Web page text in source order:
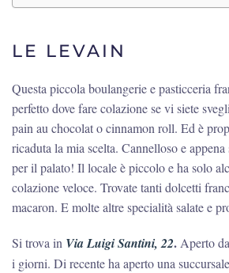
LE LEVAIN
Questa piccola boulangerie e pasticceria
perfetto dove fare colazione se vi siete
pain au chocolat o cinnamon roll. Ed è
ricaduta la mia scelta. Cannelloso e
per il palato! Il locale è piccolo e ha solo
colazione veloce. Trovate tanti dolcetti
macaron. E molte altre specialità salate e
Si trova in Via Luigi Santini, 22. Aperto
i giorni. Di recente ha aperto una